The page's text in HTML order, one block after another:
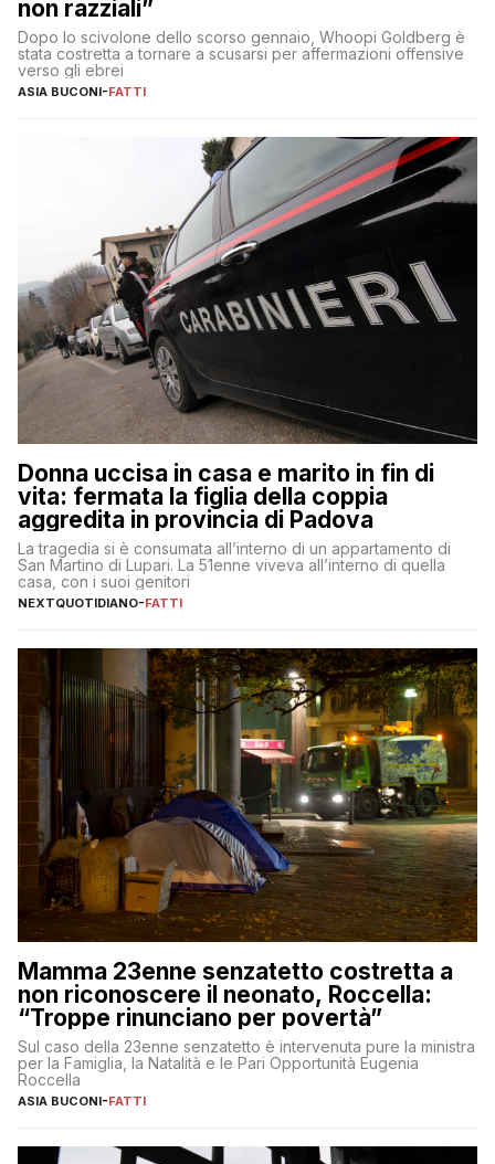
non razziali”
Dopo lo scivolone dello scorso gennaio, Whoopi Goldberg è
stata costretta a tornare a scusarsi per affermazioni offensive
verso gli ebrei
ASIA BUCONI-FATTI
Donna uccisa in casa e marito in fin di
vita: fermata la figlia della coppia
aggredita in provincia di Padova
La tragedia si è consumata all’interno di un appartamento di
San Martino di Lupari. La 51enne viveva all’interno di quella
casa, con i suoi genitori
NEXTQUOTIDIANO-FATTI
Mamma 23enne senzatetto costretta a
non riconoscere il neonato, Roccella:
“Troppe rinunciano per povertà”
Sul caso della 23enne senzatetto è intervenuta pure la ministra
per la Famiglia, la Natalità e le Pari Opportunità Eugenia
Roccella
ASIA BUCONI-FATTI